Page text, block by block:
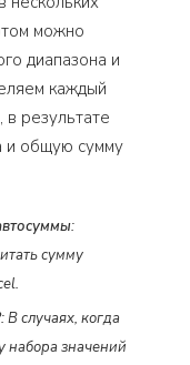
можно
диапазона и
каждый
в результате
и общую сумму
:
сумму
: В случаях, когда
набора значений